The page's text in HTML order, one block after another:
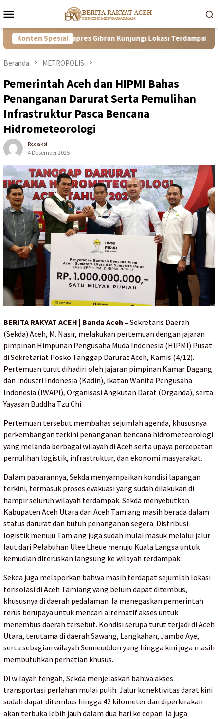
ke
Mobile
Konten Spesial
Wapres Gibran Kunjungi Lokasi Terdampak Bencana
Beranda METROPOLIS
Pemerintah Aceh dan HIPMI Bahas
Penanganan Darurat Serta Pemulihan
Infrastruktur Pasca Bencana
Hidrometeorologi
Redaksi
4 Desember 2025
BERITA RAKYAT ACEH | Banda Aceh – Sekretaris Daerah
(Sekda) Aceh, M. Nasir, melakukan pertemuan dengan jajaran
pimpinan Himpunan Pengusaha Muda Indonesia (HIPMI) Pusat
di Sekretariat Posko Tanggap Darurat Aceh, Kamis (4/12).
Pertemuan turut dihadiri oleh jajaran pimpinan Kamar Dagang
dan Industri Indonesia (Kadin), Ikatan Wanita Pengusaha
Indonesia (IWAPI), Organisasi Angkutan Darat (Organda), serta
Yayasan Buddha Tzu Chi.
Pertemuan tersebut membahas sejumlah agenda, khususnya
perkembangan terkini penanganan bencana hidrometeorologi
yang melanda berbagai wilayah di Aceh serta upaya percepatan
pemulihan logistik, infrastruktur, dan ekonomi masyarakat.
Dalam paparannya, Sekda menyampaikan kondisi lapangan
terkini, termasuk proses evakuasi yang sudah dilakukan di
hampir seluruh wilayah terdampak. Sekda menyebutkan
Kabupaten Aceh Utara dan Aceh Tamiang masih berada dalam
status darurat dan butuh penanganan segera. Distribusi
logistik menuju Tamiang juga sudah mulai masuk melalui jalur
laut dari Pelabuhan Ulee Lheue menuju Kuala Langsa untuk
kemudian diteruskan langsung ke wilayah terdampak.
Sekda juga melaporkan bahwa masih terdapat sejumlah lokasi
terisolasi di Aceh Tamiang yang belum dapat ditembus,
khususnya di daerah pedalaman. Ia menegaskan pemerintah
terus berupaya untuk mencari alternatif akses untuk
menembus daerah tersebut. Kondisi serupa turut terjadi di Aceh
Utara, terutama di daerah Sawang, Langkahan, Jambo Aye,
serta sebagian wilayah Seuneuddon yang hingga kini juga masih
membutuhkan perhatian khusus.
Di wilayah tengah, Sekda menjelaskan bahwa akses
transportasi perlahan mulai pulih. Jalur konektivitas darat kini
sudah dapat ditembus hingga 42 kilometer dan diperkirakan
akan terbuka lebih jauh dalam dua hari ke depan. Ia juga